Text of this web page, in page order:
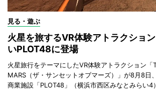
見る・遊ぶ
火星を旅するVR体験アトラクショ
いPLOT48に登場
火星旅行をテーマにしたVR体験アトラクション「
MARS（ザ・サンセットオブマーズ）」が8月8日
商業施設「PLOT48」（横浜市西区みなとみらい4